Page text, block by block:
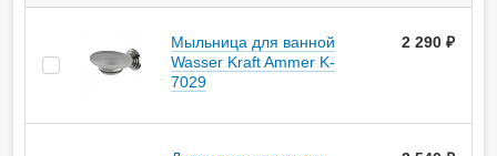
Мыльница для ванной
Wasser Kraft Ammer K-
7029
2 290